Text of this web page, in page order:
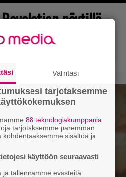
näytillä
Opening Night
Valintasi
tarjotaksemme
88 teknologiakumppania
tarjotaksemme paremman
kohdentaaksemme sisältöä ja
käyttöön seuraavasti
ja tallennamme evästeitä